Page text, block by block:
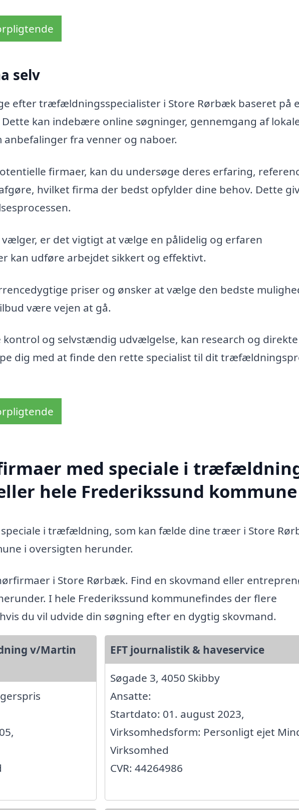
selv
efter træfældningsspecialister i Store Rørbæk baseret på
kan indebære online søgninger, gennemgang af
fra venner og naboer.
firmaer, kan du undersøge deres erfaring,
hvilket firma der bedst opfylder dine behov. Dette
er det vigtigt at vælge en pålidelig og erfaren
kan udføre arbejdet sikkert og effektivt.
priser og ønsker at vælge den bedste
være vejen at gå.
og selvstændig udvælgelse, kan research og direkte
dig med at finde den rette specialist til dit
med speciale i
hele Frederikssund kommune
speciale i træfældning, som kan fælde dine træer i Store
i oversigten herunder.
i Store Rørbæk. Find en skovmand eller
I hele Frederikssund kommunefindes der flere
du vil udvide din søgning efter en dygtig skovmand.
v/Martin
EFT journalistik & haveservice
Søgade 3, 4050 Skibby
Ansatte:
Startdato: 01. august 2023,
Virksomhedsform: Personligt ejet
Virksomhed
CVR: 44264986